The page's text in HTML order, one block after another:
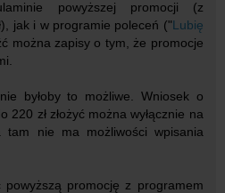
powyższej promocji (z
jak i w programie poleceń ("Lubię
można zapisy o tym, że promocje
byłoby to możliwe. Wniosek o
220 zł złożyć można wyłącznie na
tam nie ma możliwości wpisania
powyższą promocję z programem